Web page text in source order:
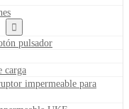
pulsador
carga
impermeable para